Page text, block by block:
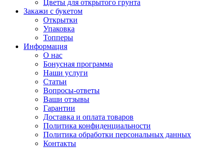
Цветы для открытого грунта
Закажи с букетом
Открытки
Упаковка
Топперы
Информация
О нас
Бонусная программа
Наши услуги
Статьи
Вопросы-ответы
Ваши отзывы
Гарантии
Доставка и оплата товаров
Политика конфиденциальности
Политика обработки персональных данных
Контакты